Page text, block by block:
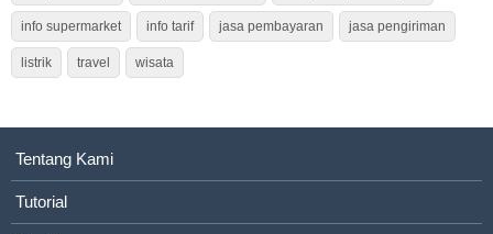
info supermarket info tarif jasa pembayaran jasa pengiriman
listrik travel wisata
Tentang Kami
Tutorial